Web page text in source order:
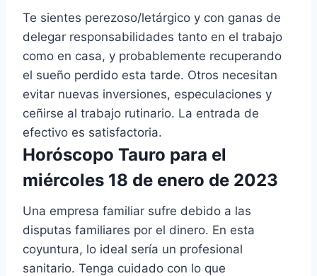
Te sientes perezoso/letárgico y con ganas de
delegar responsabilidades tanto en el trabajo
como en casa, y probablemente recuperando
el sueño perdido esta tarde. Otros necesitan
evitar nuevas inversiones, especulaciones y
ceñirse al trabajo rutinario. La entrada de
efectivo es satisfactoria.
Horóscopo Tauro para el
miércoles 18 de enero de 2023
Una empresa familiar sufre debido a las
disputas familiares por el dinero. En esta
coyuntura, lo ideal sería un profesional
sanitario. Tenga cuidado con lo que